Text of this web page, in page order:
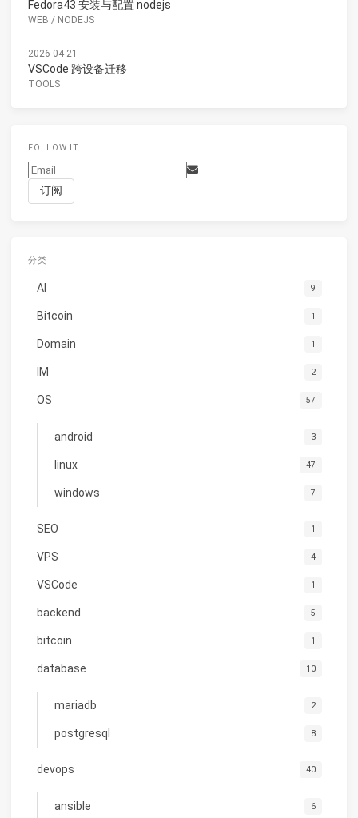
Fedora43 安装与配置 nodejs
WEB / NODEJS
2026-04-21
VSCode 跨设备迁移
TOOLS
FOLLOW.IT
分类
AI 9
Bitcoin 1
Domain 1
IM 2
OS 57
android 3
linux 47
windows 7
SEO 1
VPS 4
VSCode 1
backend 5
bitcoin 1
database 10
mariadb 2
postgresql 8
devops 40
ansible 6